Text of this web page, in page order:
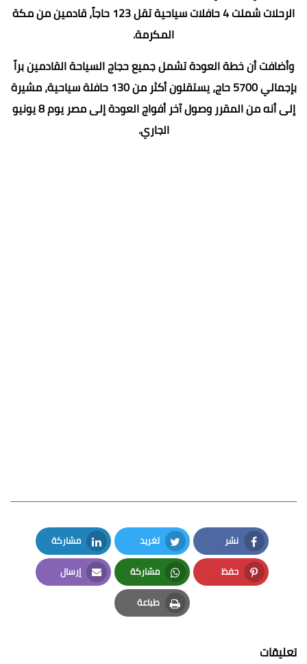
الرحلات شملت 4 حافلات سياحية تقل 123 حاجاً، قادمين من مكة
المكرمة.
وأضافت أن خطة العودة تشمل جميع حجاج السياحة القادمين براً
بإجمالي 5700 حاج، يستقلون أكثر من 130 حافلة سياحية، مشيرة
إلى أنه من المقرر وصول آخر أفواج العودة إلى مصر يوم 8 يونيو
الجاري.
نشر
Facebook
تغريد
Twitter
مشاركة
LinkedIn
حفظ
Pinterest
مشاركة
Whatsapp
إرسال
Email
طباعة
Print
تعليقات